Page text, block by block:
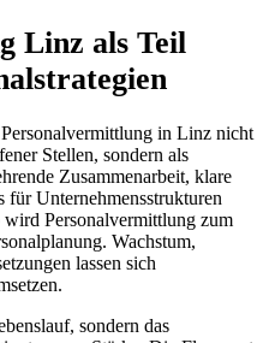
Linz als Teil
in Linz nicht
Stellen, sondern als
Zusammenarbeit, klare
für Unternehmensstrukturen
Personalvermittlung zum
Wachstum,
lassen sich
sondern das